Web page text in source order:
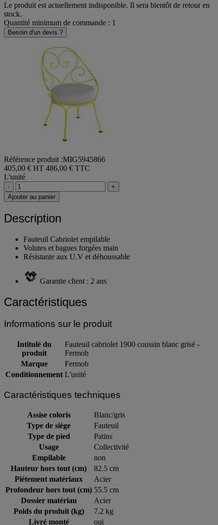
Ajouter au panier
Le produit est actuellement indisponible. Il sera bientôt de retour en
stock.
Quantité minimum de commande : 1
Référence produit :MIG5945866
405,00 € HT
L'unité
-
Description
Fauteuil Cabriolet empilable
Volutes et bagues forgées main
Caractéristiques
Informations sur le produit
Intitulé du
produit
Fauteuil cabriolet 1900 coussin blanc grisé -
Fermob
Marque
Fermob
Caractéristiques techniques
Assise coloris
Blanc/gris
Type de siège
Fauteuil
Type de pied
Patins
Usage
Collectivité
Empilable
non
Hauteur hors tout (cm)
82.5 cm
Piétement matériaux
Acier
Profondeur hors tout (cm)
55.5 cm
Dossier matériau
Acier
Poids du produit (kg)
7.2 kg